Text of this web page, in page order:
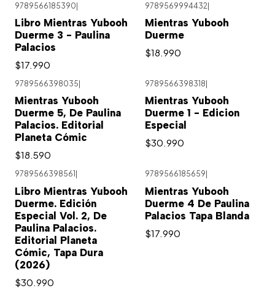
9789566185390|
Libro Mientras Yubooh
Duerme 3 - Paulina
Palacios
$17.990
9789569994432|
Mientras Yubooh
Duerme
$18.990
9789566398035
Mientras Yubooh
Duerme 5, De Paulina
Palacios. Editorial
Planeta Cómic
$18.590
9789566398318
Mientras Yubooh
Duerme 1 - Edicion
Especial
$30.990
9789566398561
Libro Mientras Yubooh
Duerme. Edición
Especial Vol. 2, De
Paulina Palacios.
Editorial Planeta
Cómic, Tapa Dura
(2026)
$30.990
9789566185659
Mientras Yubooh
Duerme 4 De Paulina
Palacios Tapa Blanda
$17.990